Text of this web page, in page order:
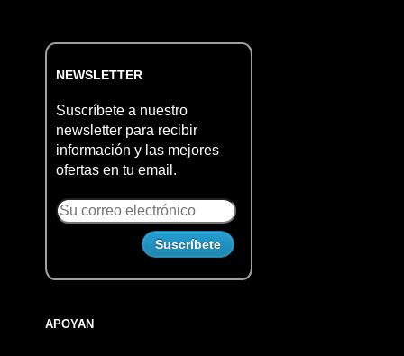
NEWSLETTER
Suscríbete a nuestro
newsletter para recibir
información y las mejores
ofertas en tu email.
APOYAN